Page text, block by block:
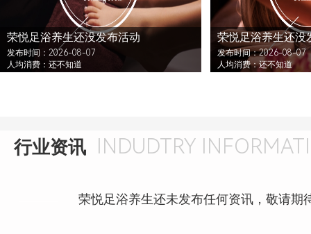
荣悦足浴养生还没发布活动
发布时间：2026-08-07
人均消费：还不知道
荣悦足浴养生还没
发布时间：2026-08-07
人均消费：还不知道
行业资讯 INDUDTRY
荣悦足浴养生还未发布任何资讯，敬请期